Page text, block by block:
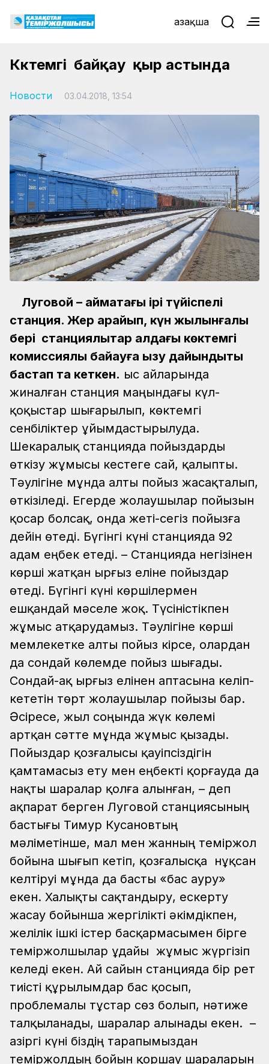
Қазақша
Көктемгі байқау қыр астында
Новости 03.04.2018, 13:54
Луговой – аймақтағы ірі түйіспелі
станция. Жер қарайып, күн жылынғалы
бері станциялықтар алдағы көктемгі
комиссиялық байқауға қызу дайындықты
бастап та кеткен. Қыс айларында
жиналған станция маңындағы күл-
қоқыстар шығарылып, көктемгі
сенбіліктер ұйымдастырылуда.
Шекаралық станцияда пойыздарды
өткізу жұмысы кестеге сай, қалыпты.
Тәулігіне мұнда алты пойыз жасақталып,
өткізіледі. Егерде жолаушылар пойызын
қосар болсақ, онда жеті-сегіз пойызға
дейін өтеді. Бүгінгі күні станцияда 92
адам еңбек етеді. – Станцияда негізінен
көрші жатқан Қырғыз еліне пойыздар
өтеді. Бүгінгі күні көршілермен
ешқандай мәселе жоқ. Түсіністікпен
жұмыс атқарудамыз. Тәулігіне көрші
мемлекетке алты пойыз кірсе, олардан
да сондай көлемде пойыз шығады.
Сондай-ақ Қырғыз елінен аптасына келіп-
кететін төрт жолаушылар пойызы бар.
Әсіресе, жыл соңында жүк көлемі
артқан сәтте мұнда жұмыс қызады.
Пойыздар қозғалысы қауіпсіздігін
қамтамасыз ету мен еңбекті қорғауда да
нақты шаралар қолға алынған, – деп
ақпарат берген Луговой станциясының
бастығы Тимур Кусановтың
мәліметінше, мал мен жанның теміржол
бойына шығып кетіп, қозғалысқа нұқсан
келтіруі мұнда да басты «бас ауру»
екен. Халықты сақтандыру, ескерту
жасау бойынша жергілікті әкімдікпен,
желілік ішкі істер басқармасымен бірге
теміржолшылар ұдайы жұмыс жүргізіп
келеді екен. Ай сайын станцияда бір рет
тиісті құрылымдар бас қосып,
проблемалы тұстар сөз болып, нәтиже
талқыланады, шаралар алынады екен. –
Қазіргі күні біздің тарапымыздан
теміржолдың бойын қоршау шараларын